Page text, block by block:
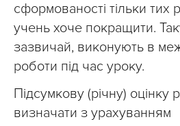
сформованості тільки тих
учень хоче покращити.
зазвичай, виконують в
роботи під час уроку.
Підсумкову (річну)
визначати з урахуванням